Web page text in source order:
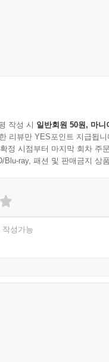
작성 시 일반회원 50원, 마니
리뷰만 YES포인트 지급됩니
정 시점부터 마지막 회차 주
Blu-ray, 패션 및 판매금지 상
작성가능